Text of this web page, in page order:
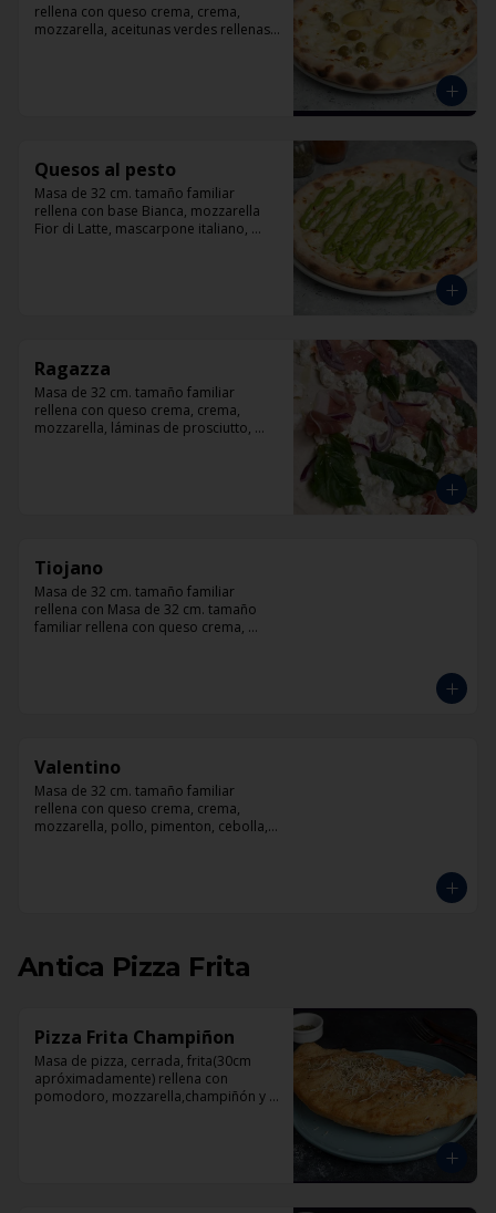
rellena con queso crema, crema,
mozzarella, aceitunas verdes rellenas
Quesos al pesto
Masa de 32 cm. tamaño familiar
rellena con base Bianca, mozzarella
Fior di Latte, mascarpone italiano,
Ragazza
Masa de 32 cm. tamaño familiar
rellena con queso crema, crema,
mozzarella, láminas de prosciutto,
Tiojano
Masa de 32 cm. tamaño familiar
rellena con Masa de 32 cm. tamaño
familiar rellena con queso crema,
Valentino
Masa de 32 cm. tamaño familiar
rellena con queso crema, crema,
mozzarella, pollo, pimenton, cebolla,
Antica Pizza Frita
Pizza Frita Champiñon
Masa de pizza, cerrada, frita(30cm
apróximadamente) rellena con
pomodoro, mozzarella,champiñón y